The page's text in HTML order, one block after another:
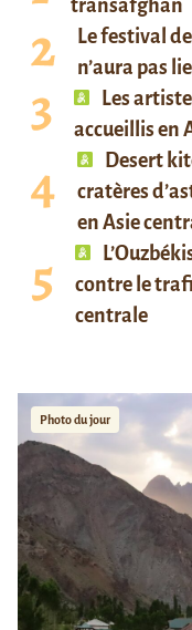
transafghan
Le festival
n’aura pas
Les
accueillis en
Desert
cratères
en Asie
contre le
centrale
Photo du jour